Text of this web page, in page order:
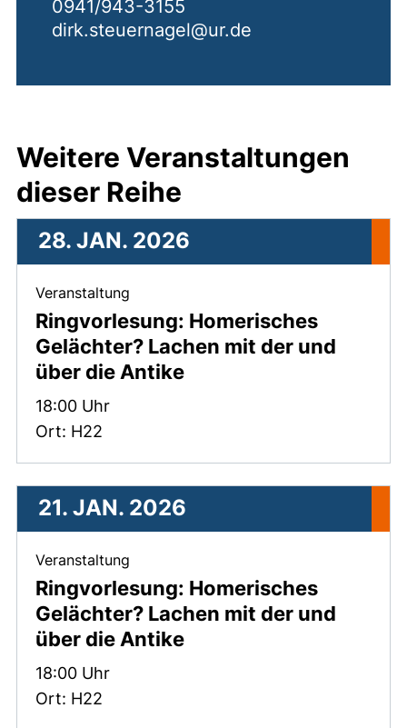
0941/943-3155
dirk.steuernagel@ur.de
Weitere Veranstaltungen
dieser Reihe
Ringvorlesung: Homerisches
Gelächter? Lachen mit der und
über die Antike
Veranstaltung
Zeit:
18:00 Uhr
Ort: H22
28. JAN. 2026
Ringvorlesung: Homerisches
Gelächter? Lachen mit der und
über die Antike
Veranstaltung
Zeit:
18:00 Uhr
Ort: H22
21. JAN. 2026